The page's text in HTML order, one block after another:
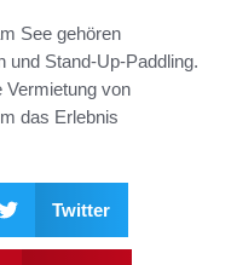
See gehören
und Stand-Up-Paddling.
Vermietung von
das Erlebnis
Twitter